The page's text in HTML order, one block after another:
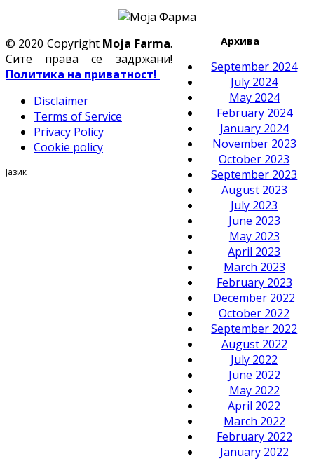
Архива
September 2024
July 2024
May 2024
February 2024
January 2024
November 2023
October 2023
September 2023
August 2023
July 2023
June 2023
May 2023
April 2023
March 2023
February 2023
December 2022
October 2022
September 2022
August 2022
July 2022
June 2022
May 2022
April 2022
March 2022
February 2022
January 2022
© 2020 Copyright Moja Farma.
Сите права се задржани!
Политика на приватност!
Disclaimer
Terms of Service
Privacy Policy
Cookie policy
Јазик